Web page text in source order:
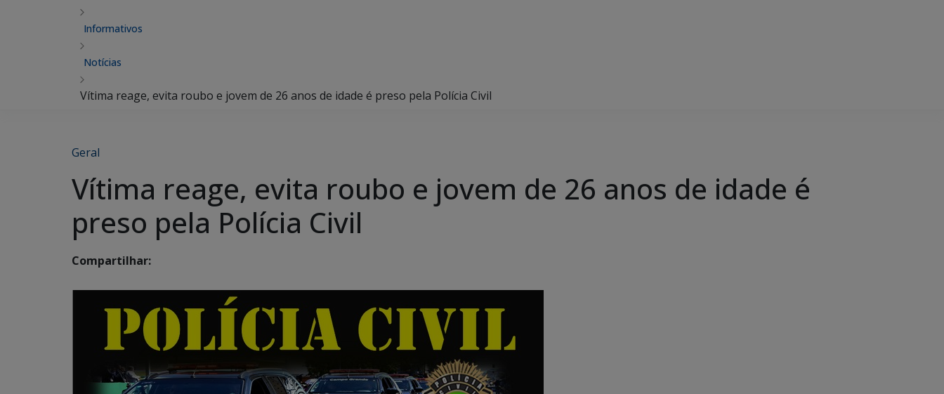
Informativos
Notícias
Vítima reage, evita roubo e jovem de 26 anos de idade é preso pela Polícia Civil
Geral
Vítima reage, evita roubo e jovem de 26 anos de idade é
preso pela Polícia Civil
Compartilhar: